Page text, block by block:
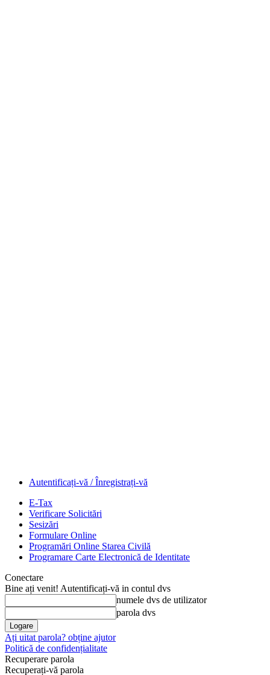
Autentificați-vă / Înregistrați-vă
E-Tax
Verificare Solicitări
Sesizări
Formulare Online
Programări Online Starea Civilă
Programare Carte Electronică de Identitate
Conectare
Bine ați venit! Autentificați-vă in contul dvs
numele dvs de utilizator
parola dvs
Ați uitat parola? obține ajutor
Politică de confidențialitate
Recuperare parola
Recuperați-vă parola